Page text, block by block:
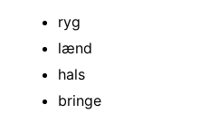
ryg
lænd
hals
bringe